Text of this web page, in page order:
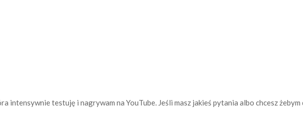
testuję i nagrywam na YouTube. Jeśli masz jakieś pytania albo chcesz